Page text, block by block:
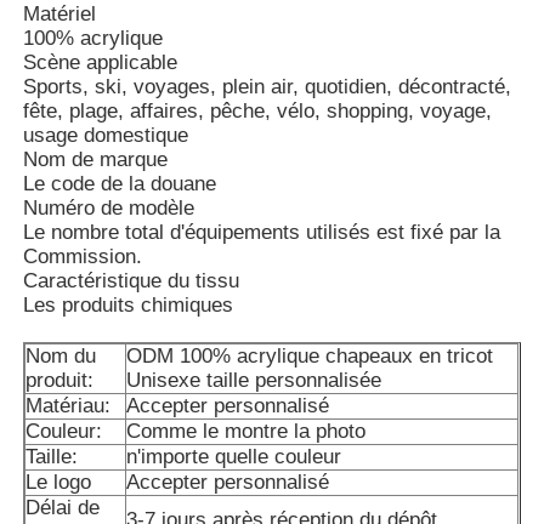
Maison
Produits
Au sujet de nous
Matériel
100% acrylique
Scène applicable
Sports, ski, voyages, plein air, quotidien, décontracté,
fête, plage, affaires, pêche, vélo, shopping, voyage,
usage domestique
Nom de marque
Le code de la douane
Numéro de modèle
Le nombre total d'équipements utilisés est fixé par la
Commission.
Caractéristique du tissu
Les produits chimiques
Nom du
produit:
ODM 100% acrylique chapeaux en tricot
Unisexe taille personnalisée
Matériau:
Accepter personnalisé
Couleur:
Comme le montre la photo
Taille:
n'importe quelle couleur
Le logo
Accepter personnalisé
Délai de
3-7 jours après réception du dépôt